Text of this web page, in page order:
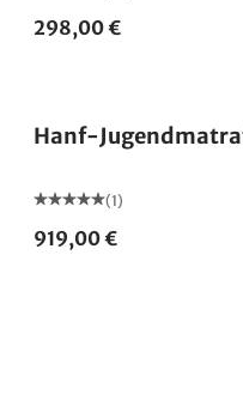
298,00 €
Hanf-
(1)
919,00 €